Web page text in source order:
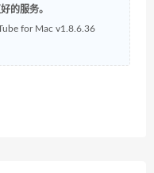
的服务。
for Mac v1.8.6.36